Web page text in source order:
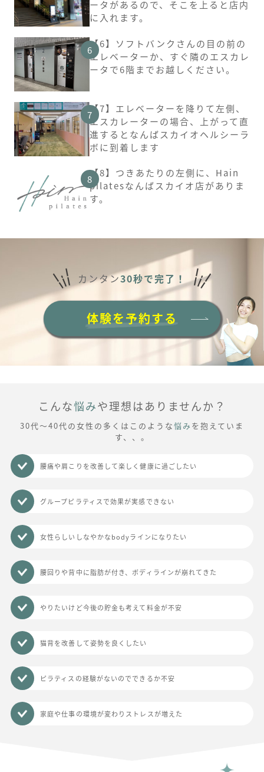
ータがあるので、そこを上ると店内
に入れます。
【6】ソフトバンクさんの目の前の
エレベーターか、すぐ隣のエスカレ
ータで6階までお越しください。
【7】エレベーターを降りて左側、
エスカレーターの場合、上がって直
進するとなんばスカイオヘルシーラ
ボに到着します
【8】つきあたりの左側に、Hain
pilatesなんばスカイオ店がありま
す。
カンタン30秒で完了！
体験を予約する
こんな悩みや理想はありませんか？
30代～40代の女性の多くはこのような悩み を抱えていま
す、、。
腰痛や肩こりを改善して楽しく健康に過ごしたい
グループピラティスで効果が実感できない
女性らしいしなやかなbodyラインになりたい
腰回りや背中に脂肪が付き、ボディラインが崩れてきた
やりたいけど今後の貯金も考えて料金が不安
猫背を改善して姿勢を良くしたい
ピラティスの経験がないのでできるか不安
家庭や仕事の環境が変わりストレスが増えた